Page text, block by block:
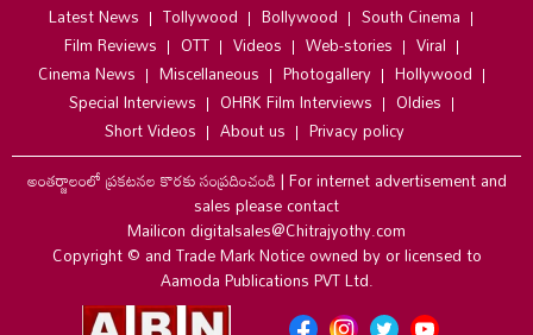
Latest News Tollywood Bollywood
South Cinema
Film Reviews
OTT Videos Web-stories
Viral
Cinema News
Miscellaneous Photogallery
Hollywood
Special Interviews
OHRK Film Interviews
Oldies
Short Videos
About us
Privacy policy
అంతర్జాలంలో ప్రకటనల కొరకు సంప్రదించండి|For internet advertisement and
sales please contact
Mailicon digitalsales@Chitrajyothy.com
Copyright © and Trade Mark Notice owned by or licensed to
Aamoda Publications PVT Ltd.